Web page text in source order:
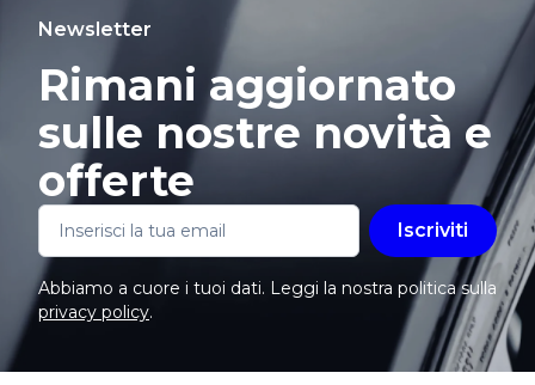
Newsletter
Rimani aggiornato
sulle nostre novità e
offerte
Iscriviti
Abbiamo a cuore i tuoi dati. Leggi la nostra politica sulla
privacy policy.